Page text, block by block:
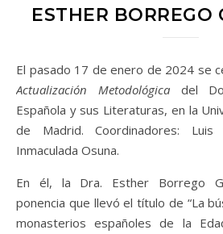
ESTHER BORREGO
El pasado 17 de enero de 2024 se
Actualización Metodológica del
Española y sus Literaturas, en la
de Madrid. Coordinadores:
Inmaculada Osuna.
En él, la Dra. Esther Borrego
ponencia que llevó el título de “La
monasterios españoles de la